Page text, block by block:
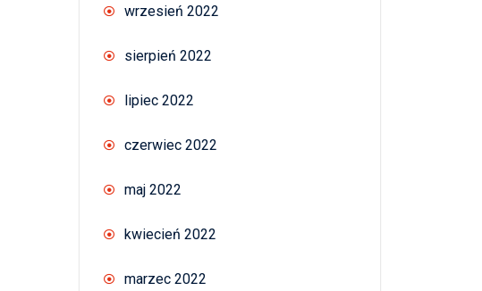
wrzesień 2022
sierpień 2022
lipiec 2022
czerwiec 2022
maj 2022
kwiecień 2022
marzec 2022